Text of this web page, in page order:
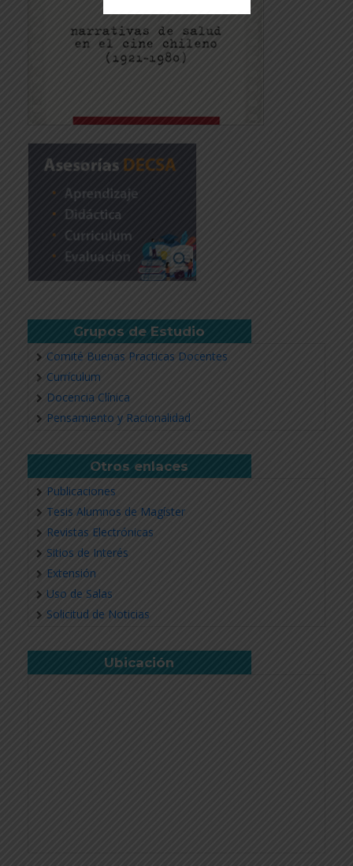
Grupos de Estudio
Comité Buenas Practicas Docentes
Currículum
Docencia Clínica
Pensamiento y Racionalidad
Otros enlaces
Publicaciones
Tesis Alumnos de Magíster
Revistas Electrónicas
Sitios de Interés
Extensión
Uso de Salas
Solicitud de Noticias
Ubicación